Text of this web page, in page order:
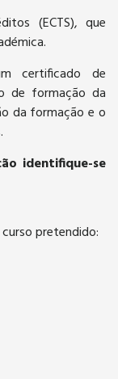
(ECTS), que
certificado de
de formação da
da formação e o
identifique-se
pretendido: